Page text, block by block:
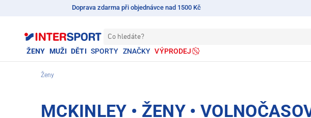
Doprava zdarma při objednávce nad 1500 Kč
Co hledáte?
ŽENY MUŽI DĚTI SPORTY ZNAČKY VÝPRODEJ
Ženy
MCKINLEY • ŽENY •